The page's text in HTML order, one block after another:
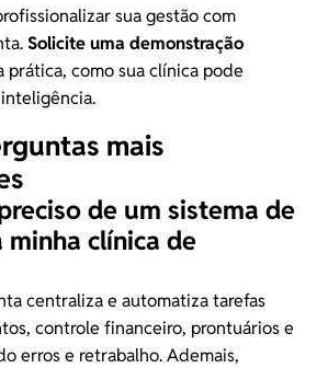
sua gestão com
Solicite uma demonstração
prática, como sua clínica pode
mais
de um sistema de
clínica de
centraliza e automatiza tarefas
controle financeiro, prontuários e
erros e retrabalho. Ademais,